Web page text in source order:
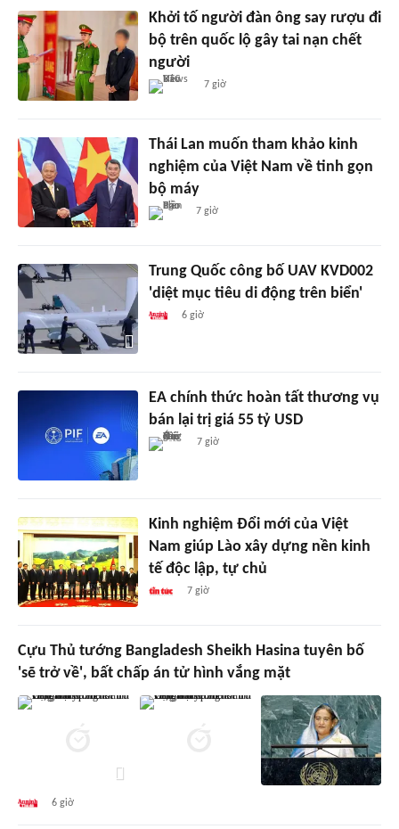
Khởi tố người đàn ông say rượu đi
bộ trên quốc lộ gây tai nạn chết
người
7 giờ
Thái Lan muốn tham khảo kinh
nghiệm của Việt Nam về tinh gọn
bộ máy
7 giờ
Trung Quốc công bố UAV KVD002
'diệt mục tiêu di động trên biển'
6 giờ
EA chính thức hoàn tất thương vụ
bán lại trị giá 55 tỷ USD
7 giờ
Kinh nghiệm Đổi mới của Việt
Nam giúp Lào xây dựng nền kinh
tế độc lập, tự chủ
7 giờ
Cựu Thủ tướng Bangladesh Sheikh Hasina tuyên bố
'sẽ trở về', bất chấp án tử hình vắng mặt
6 giờ